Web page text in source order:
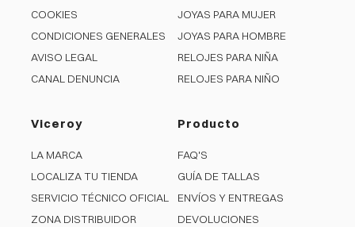
COOKIES
CONDICIONES GENERALES
AVISO LEGAL
CANAL DENUNCIA
JOYAS PARA MUJER
JOYAS PARA HOMBRE
RELOJES PARA NIÑA
RELOJES PARA NIÑO
Viceroy
LA MARCA
LOCALIZA TU TIENDA
SERVICIO TÉCNICO OFICIAL
ZONA DISTRIBUIDOR
Producto
FAQ'S
GUÍA DE TALLAS
ENVÍOS Y ENTREGAS
DEVOLUCIONES